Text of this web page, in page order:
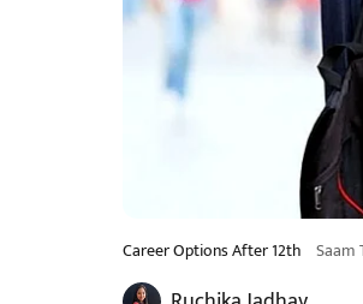
Career Options After 12th Saam